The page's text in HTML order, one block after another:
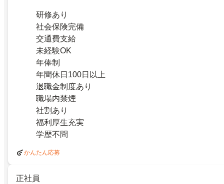
研修あり
社会保険完備
交通費支給
未経験OK
年俸制
年間休日100日以上
退職金制度あり
職場内禁煙
社割あり
福利厚生充実
学歴不問
かんたん応募
正社員